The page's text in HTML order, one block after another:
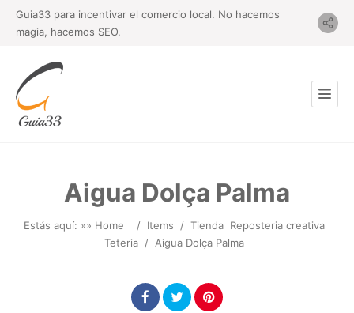
Guia33 para incentivar el comercio local. No hacemos
magia, hacemos SEO.
Aigua Dolça Palma
Estás aquí: »» Home / Items / Tienda Reposteria creativa
Teteria / Aigua Dolça Palma